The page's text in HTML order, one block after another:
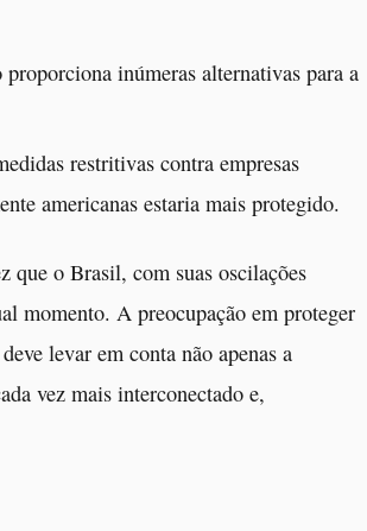
inúmeras alternativas para a
restritivas contra empresas
americanas estaria mais protegido.
que o Brasil, com suas oscilações
momento. A preocupação em proteger
levar em conta não apenas a
vez mais interconectado e,